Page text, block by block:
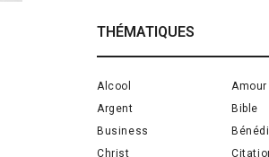
THÉMATIQUES
Alcool
Amour
Argent
Bible
Business
Christ